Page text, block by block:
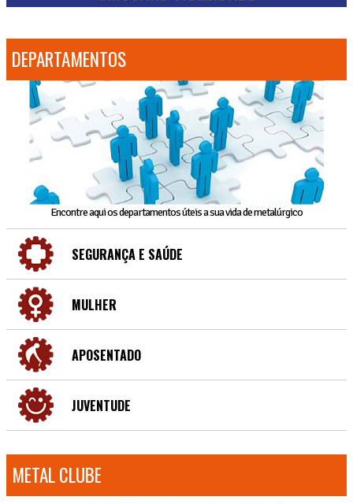
DEPARTAMENTOS
Encontre aqui os departamentos úteis a sua vida de metalúrgico
SEGURANÇA E SAÚDE
MULHER
APOSENTADO
JUVENTUDE
METAL CLUBE